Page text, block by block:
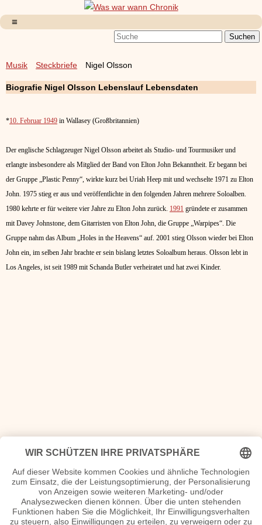
Musik Steckbriefe Nigel Olsson
Biografie Nigel Olsson Lebenslauf Lebensdaten
*10. Februar 1949 in Wallasey (Großbritannien)
Der englische Schlagzeuger Nigel Olsson arbeitet als Studio- und Tourmusiker und
erlangte insbesondere als Mitglied der Band von Elton John Bekanntheit. Er begann bei
der Gruppe „Plastic Penny“, wirkte kurz bei Uriah Heep mit und wechselte 1971 zu Elton
John. 1975 stieg er aus und veröffentlichte in den folgenden Jahren mehrere Soloalben.
1980 kehrte er für weitere vier Jahre zu Elton John zurück. 1991 gründete er zusammen
mit Davey Johnstone, dem Gitarristen von Elton John, die Gruppe „Warpipes“. Die
Gruppe nahm das Album „Holes in the Heavens“ auf. 2001 stieg Olsson wieder bei Elton
John ein, im selben Jahr brachte er sein bislang letztes Soloalbum heraus. Olsson lebt in
Los Angeles, ist seit 1989 mit Schanda Butler verheiratet und hat zwei Kinder.